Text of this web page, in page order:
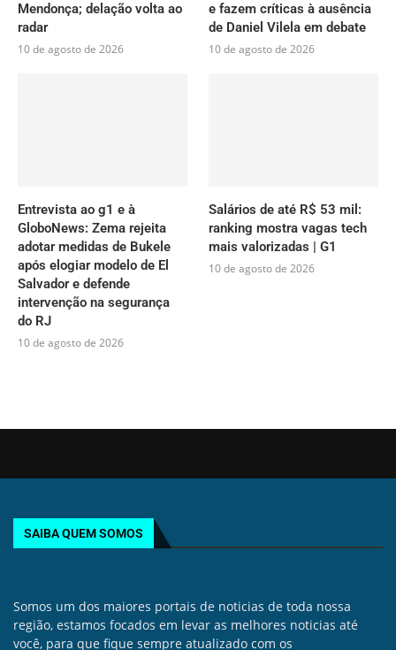
Mendonça; delação volta ao
radar
10 de agosto de 2026
e fazem críticas à ausência
de Daniel Vilela em debate
10 de agosto de 2026
Entrevista ao g1 e à
GloboNews: Zema rejeita
adotar medidas de Bukele
após elogiar modelo de El
Salvador e defende
intervenção na segurança
do RJ
10 de agosto de 2026
Salários de até R$ 53 mil:
ranking mostra vagas tech
mais valorizadas | G1
10 de agosto de 2026
SAIBA QUEM SOMOS
Somos um dos maiores portais de noticias de toda nossa
região, estamos focados em levar as melhores noticias até
você, para que fique sempre atualizado com os